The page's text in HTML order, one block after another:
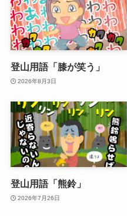
登山用語「膝が笑う」
2026年8月3日
登山用語「熊鈴」
2026年7月26日